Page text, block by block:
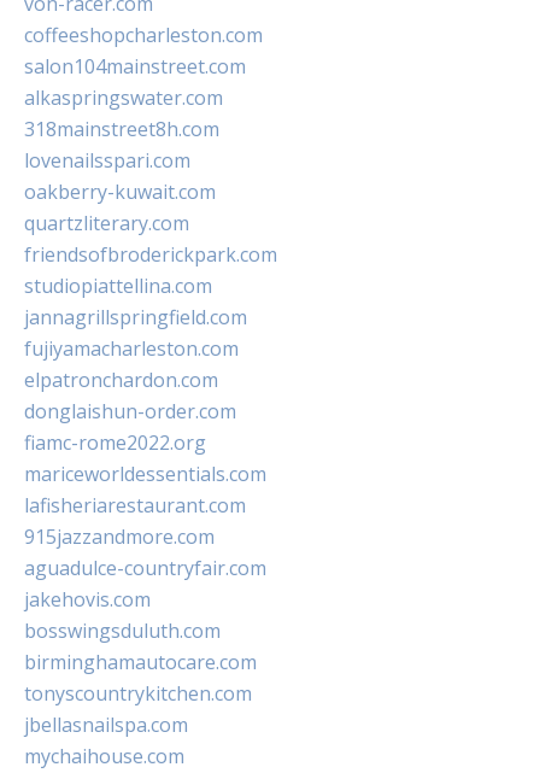
coffeeshopcharleston.com
salon104mainstreet.com
alkaspringswater.com
318mainstreet8h.com
lovenailsspari.com
oakberry-kuwait.com
quartzliterary.com
friendsofbroderickpark.com
studiopiattellina.com
jannagrillspringfield.com
fujiyamacharleston.com
elpatronchardon.com
donglaishun-order.com
fiamc-rome2022.org
mariceworldessentials.com
lafisheriarestaurant.com
915jazzandmore.com
aguadulce-countryfair.com
jakehovis.com
bosswingsduluth.com
birminghamautocare.com
tonyscountrykitchen.com
jbellasnailspa.com
mychaihouse.com